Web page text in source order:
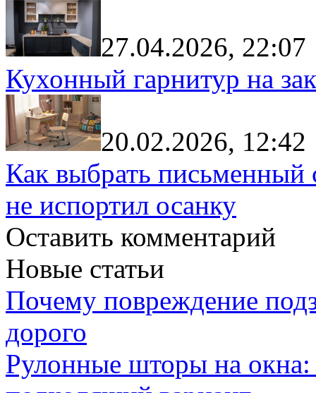
27.04.2026, 22:07
Кухонный гарнитур на
20.02.2026, 12:42
Как выбрать письменный
не испортил осанку
Оставить комментарий
Новые статьи
Почему повреждение
дорого
Рулонные шторы на